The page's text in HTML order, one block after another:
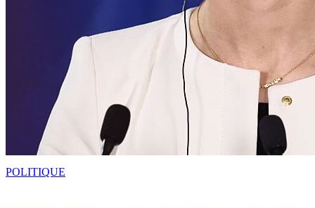
POLITIQUE